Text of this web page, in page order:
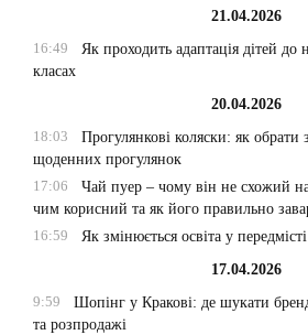
21.04.2026
16:49
Як проходить адаптація дітей
класах
20.04.2026
18:03
Прогулянкові коляски: як обрати
щоденних прогулянок
17:06
Чай пуер – чому він не схожий
чим корисний та як його правильно
16:59
Як змінюється освіта у
17.04.2026
9:59
Шопінг у Кракові: де шукати
та розпродажі